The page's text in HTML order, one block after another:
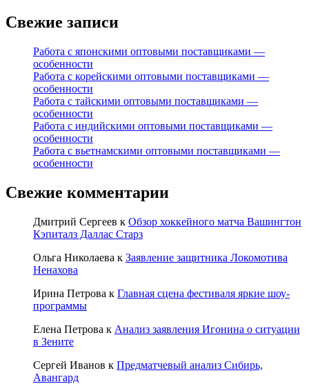
Свежие записи
Работа с японскими оптовыми поставщиками —
особенности
Работа с корейскими оптовыми поставщиками —
особенности
Работа с тайскими оптовыми поставщиками —
особенности
Работа с индийскими оптовыми поставщиками —
особенности
Работа с вьетнамскими оптовыми поставщиками —
особенности
Свежие комментарии
Дмитрий Сергеев к Обзор хоккейного матча Вашингтон
Кэпиталз Даллас Старз
Ольга Николаева к Заявление защитника Локомотива
Ненахова
Ирина Петрова к Главная сцена фестиваля яркие шоу-
программы
Елена Петрова к Анализ заявления Игонина о ситуации
в Зените
Сергей Иванов к Предматчевый анализ Сибирь,
Авангард